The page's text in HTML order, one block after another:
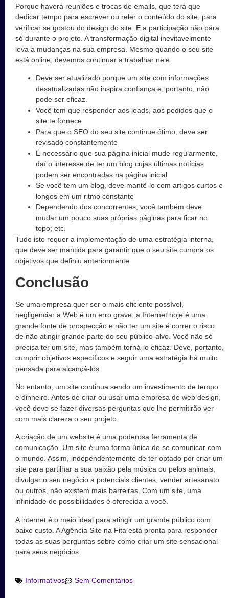
Porque haverá reuniões e trocas de emails, que terá que
dedicar tempo para escrever ou reler o conteúdo do site, para
verificar se gostou do design do site. E a participação não pára
só durante o projeto. A transformação digital inevitavelmente
leva a mudanças na sua empresa. Mesmo quando o seu site
está online, devemos continuar a trabalhar nele:
Deve ser atualizado porque um site com informações
desatualizadas não inspira confiança e, portanto, não
pode ser eficaz.
Você tem que responder aos leads, aos pedidos que o
site te fornece
Para que o SEO do seu site continue ótimo, deve ser
revisado constantemente
É necessário que sua página inicial mude regularmente,
daí o interesse de ter um blog cujas últimas notícias
podem ser encontradas na página inicial
Se você tem um blog, deve mantê-lo com artigos curtos e
longos em um ritmo constante
Dependendo dos concorrentes, você também deve
mudar um pouco suas próprias páginas para ficar no
topo; etc.
Tudo isto requer a implementação de uma estratégia interna,
que deve ser mantida para garantir que o seu site cumpra os
objetivos que definiu anteriormente.
Conclusão
Se uma empresa quer ser o mais eficiente possível,
negligenciar a Web é um erro grave: a Internet hoje é uma
grande fonte de prospecção e não ter um site é correr o risco
de não atingir grande parte do seu público-alvo. Você não só
precisa ter um site, mas também torná-lo eficaz. Deve, portanto,
cumprir objetivos específicos e seguir uma estratégia há muito
pensada para alcançá-los.
No entanto, um site continua sendo um investimento de tempo
e dinheiro. Antes de criar ou usar uma empresa de web design,
você deve se fazer diversas perguntas que lhe permitirão ver
com mais clareza o seu projeto.
A criação de um website é uma poderosa ferramenta de
comunicação. Um site é uma forma única de se comunicar com
o mundo. Assim, independentemente de ter optado por criar um
site para partilhar a sua paixão pela música ou pelos animais,
divulgar o seu negócio a potenciais clientes, vender artesanato
ou outros, não existem mais barreiras. Com um site, uma
infinidade de possibilidades é oferecida a você.
A internet é o meio ideal para atingir um grande público com
baixo custo. A Agência Site na Fita está pronta para responder
todas as suas perguntas sobre como criar um site sensacional
para seus negócios.
Informativos Sem Comentários